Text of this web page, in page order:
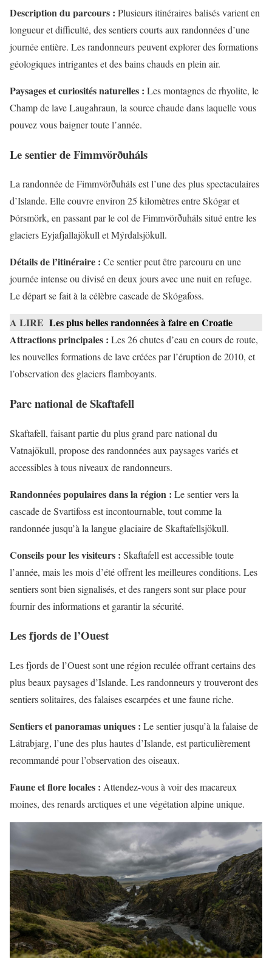
Description du parcours : Plusieurs itinéraires balisés varient en
longueur et difficulté, des sentiers courts aux randonnées d’une
journée entière. Les randonneurs peuvent explorer des formations
géologiques intrigantes et des bains chauds en plein air.
Paysages et curiosités naturelles : Les montagnes de rhyolite, le
Champ de lave Laugahraun, la source chaude dans laquelle vous
pouvez vous baigner toute l’année.
Le sentier de Fimmvörðuháls
La randonnée de Fimmvörðuháls est l’une des plus spectaculaires
d’Islande. Elle couvre environ 25 kilomètres entre Skógar et
Þórsmörk, en passant par le col de Fimmvörðuháls situé entre les
glaciers Eyjafjallajökull et Mýrdalsjökull.
Détails de l’itinéraire : Ce sentier peut être parcouru en une
journée intense ou divisé en deux jours avec une nuit en refuge.
Le départ se fait à la célèbre cascade de Skógafoss.
A LIRE Les plus belles randonnées à faire en Croatie
Attractions principales : Les 26 chutes d’eau en cours de route,
les nouvelles formations de lave créées par l’éruption de 2010, et
l’observation des glaciers flamboyants.
Parc national de Skaftafell
Skaftafell, faisant partie du plus grand parc national du
Vatnajökull, propose des randonnées aux paysages variés et
accessibles à tous niveaux de randonneurs.
Randonnées populaires dans la région : Le sentier vers la
cascade de Svartifoss est incontournable, tout comme la
randonnée jusqu’à la langue glaciaire de Skaftafellsjökull.
Conseils pour les visiteurs : Skaftafell est accessible toute
l’année, mais les mois d’été offrent les meilleures conditions. Les
sentiers sont bien signalisés, et des rangers sont sur place pour
fournir des informations et garantir la sécurité.
Les fjords de l’Ouest
Les fjords de l’Ouest sont une région reculée offrant certains des
plus beaux paysages d’Islande. Les randonneurs y trouveront des
sentiers solitaires, des falaises escarpées et une faune riche.
Sentiers et panoramas uniques : Le sentier jusqu’à la falaise de
Látrabjarg, l’une des plus hautes d’Islande, est particulièrement
recommandé pour l’observation des oiseaux.
Faune et flore locales : Attendez-vous à voir des macareux
moines, des renards arctiques et une végétation alpine unique.